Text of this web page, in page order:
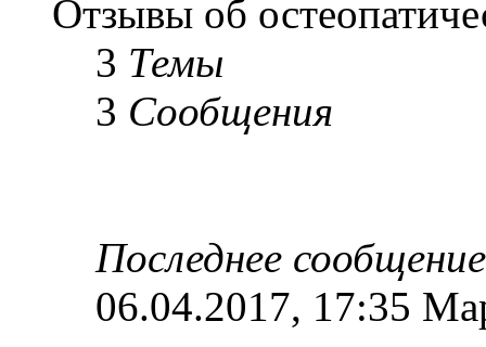
Отзывы об
3 Темы
3 Сообщения
Последнее сообщение
06.04.2017, 17:35